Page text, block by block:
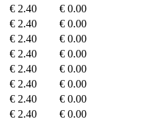
€ 2.40
€ 0.00
€ 2.40
€ 0.00
€ 2.40
€ 0.00
€ 2.40
€ 0.00
€ 2.40
€ 0.00
€ 2.40
€ 0.00
€ 2.40
€ 0.00
€ 2.40
€ 0.00